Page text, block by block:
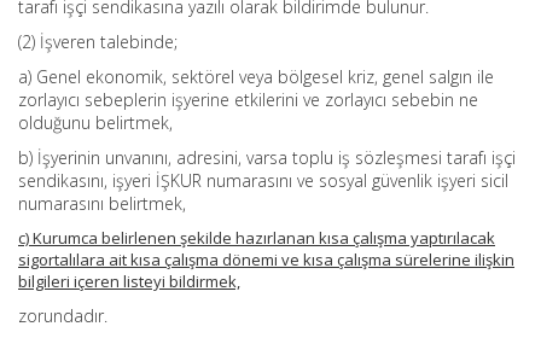
tarafı işçi sendikasına yazılı olarak bildirimde bulunur.
(2) İşveren talebinde;
a) Genel ekonomik, sektörel veya bölgesel kriz, genel salgın ile
zorlayıcı sebeplerin işyerine etkilerini ve zorlayıcı sebebin ne
olduğunu belirtmek,
b) İşyerinin unvanını, adresini, varsa toplu iş sözleşmesi tarafı işçi
sendikasını, işyeri İŞKUR numarasını ve sosyal güvenlik işyeri sicil
numarasını belirtmek,
c) Kurumca belirlenen şekilde hazırlanan kısa çalışma yaptırılacak
sigortalılara ait kısa çalışma dönemi ve kısa çalışma sürelerine ilişkin
bilgileri içeren listeyi bildirmek,
zorundadır.